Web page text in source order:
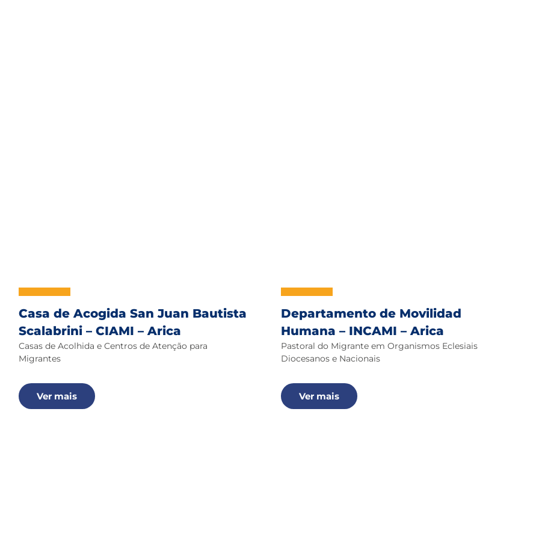
Casa de Acogida San Juan Bautista
Scalabrini – CIAMI – Arica
Casas de Acolhida e Centros de Atenção para
Migrantes
Ver mais
Departamento de Movilidad
Humana – INCAMI – Arica
Pastoral do Migrante em Organismos Eclesiais
Diocesanos e Nacionais
Ver mais